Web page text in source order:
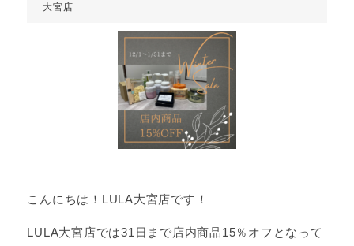
大宮店
こんにちは！LULA大宮店です！
LULA大宮店では31日まで店内商品15％オフとなって